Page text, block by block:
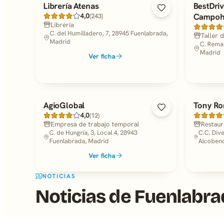
Librería Atenas
4,0(243)
Librería
C. del Humilladero, 7, 28945 Fuenlabrada,
Madrid
Ver ficha
Taller
C.
Madrid
AgioGlobal
4,0(12)
Empresa de trabajo temporal
C. de Hungría, 3, Local 4, 28943
Fuenlabrada, Madrid
Ver ficha
Tony
C.C.
NOTICIAS
Noticias de